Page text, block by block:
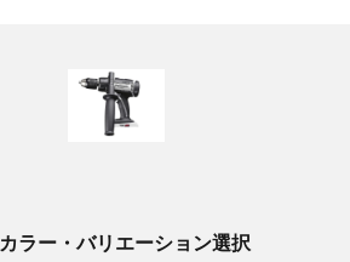
カラー・バリエーション選択